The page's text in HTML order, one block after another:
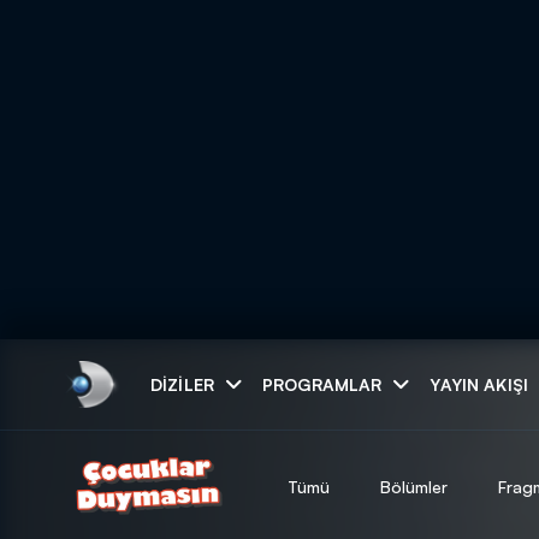
DIZILER PROGRAMLAR YAYIN AKIŞI
Tümü Bölümler